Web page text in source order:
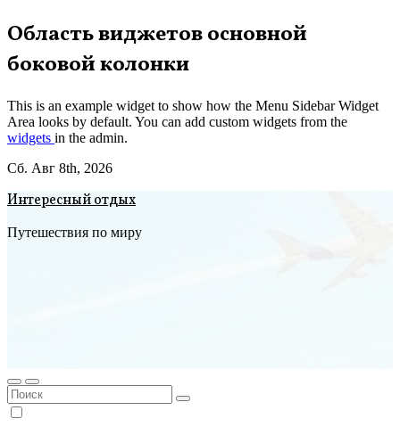
Перейти
к
содержимому
Область виджетов основной
боковой колонки
This is an example widget to show how the Menu Sidebar Widget
Area looks by default. You can add custom widgets from the
widgets in the admin.
Сб. Авг 8th, 2026
Интересный отдых
Путешествия по миру